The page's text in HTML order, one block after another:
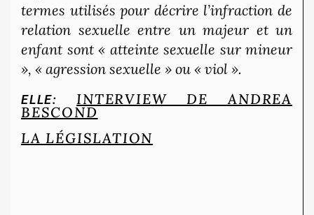
termes utilisés pour décrire l’infraction de
relation sexuelle entre un majeur et un
enfant sont « atteinte sexuelle sur mineur
», « agression sexuelle » ou « viol ».
ELLE: INTERVIEW DE ANDREA
BESCOND
LA LÉGISLATION